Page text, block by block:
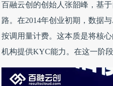
百融云创的创始人张韶峰，基
路。在2014年创业初期，数据
按调用量计费。这本质是将核
机构提供KYC能力。在这一阶